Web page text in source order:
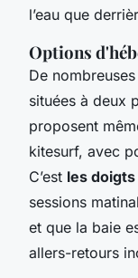
l’eau que
Options
De
situées à deux
proposent
kitesurf, avec
C’est les
sessions
et que la baie
allers-retours